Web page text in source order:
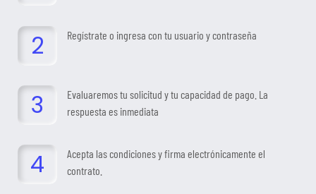
Regístrate o ingresa con tu usuario y contraseña
Evaluaremos tu solicitud y tu capacidad de pago. La
respuesta es inmediata
Acepta las condiciones y firma electrónicamente el
contrato.